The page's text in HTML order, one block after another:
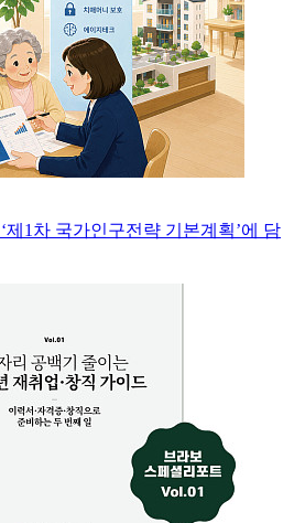
제1차 국가인구전략 기본계획’에 담